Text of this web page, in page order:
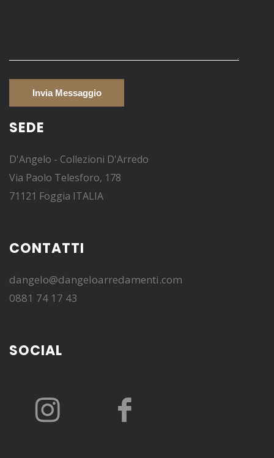
SEDE
D'Angelo - Collezioni D'Arredo
Via Paolo Telesforo, 178
71121 Foggia ITALIA
CONTATTI
dangelo@dangeloarredamenti.com
0881 74 17 43
SOCIAL